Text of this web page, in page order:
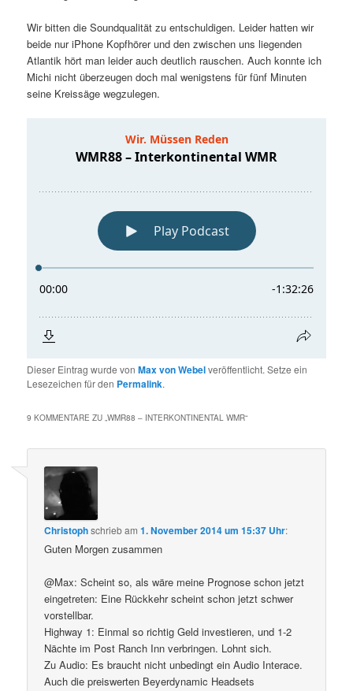
Wir bitten die Soundqualität zu entschuldigen. Leider hatten wir
beide nur iPhone Kopfhörer und den zwischen uns liegenden
Atlantik hört man leider auch deutlich rauschen. Auch konnte ich
Michi nicht überzeugen doch mal wenigstens für fünf Minuten
seine Kreissäge wegzulegen.
Dieser Eintrag wurde vonMax von Webelveröffentlicht. Setze ein
Lesezeichen für den Permalink.
9 KOMMENTARE ZU „WMR88 – INTERKONTINENTAL WMR“
Christophschriebam1. November 2014 um 15:37 Uhr:
Guten Morgen zusammen
@Max: Scheint so, als wäre meine Prognose schon jetzt
eingetreten: Eine Rückkehr scheint schon jetzt schwer
vorstellbar.
Highway 1: Einmal so richtig Geld investieren, und 1-2
Nächte im Post Ranch Inn verbringen. Lohnt sich.
Zu Audio: Es braucht nicht unbedingt ein Audio Interace.
Auch die preiswerten Beyerdynamic Headsets